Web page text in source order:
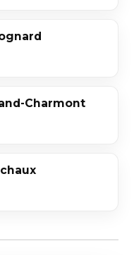
Charmont